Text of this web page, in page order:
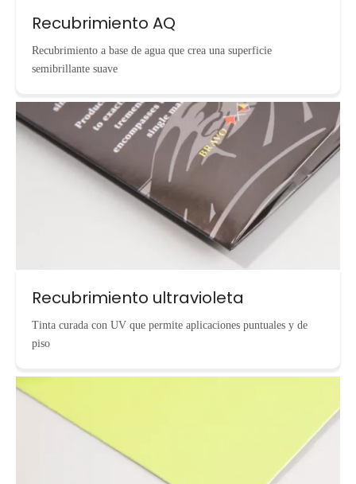
Recubrimiento AQ
Recubrimiento a base de agua que crea una superficie
semibrillante suave
Recubrimiento ultravioleta
Tinta curada con UV que permite aplicaciones puntuales y de
piso